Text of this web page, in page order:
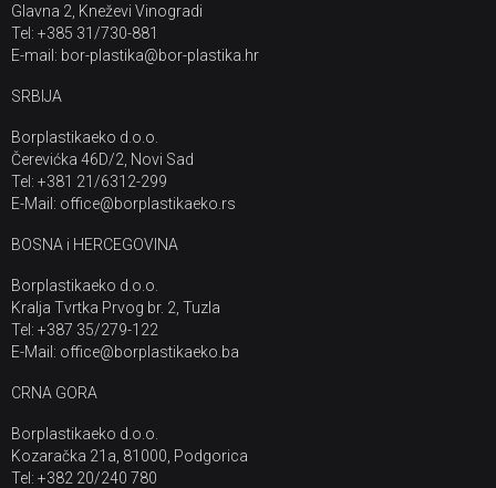
Glavna 2, Kneževi Vinogradi
Tel: +385 31/730-881
E-mail: bor-plastika@bor-plastika.hr
SRBIJA
Borplastikaeko d.o.o.
Čerevićka 46D/2, Novi Sad
Tel: +381 21/6312-299
E-Mail: office@borplastikaeko.rs
BOSNA i HERCEGOVINA
Borplastikaeko d.o.o.
Kralja Tvrtka Prvog br. 2, Tuzla
Tel: +387 35/279-122
E-Mail: office@borplastikaeko.ba
CRNA GORA
Borplastikaeko d.o.o.
Kozaračka 21a, 81000, Podgorica
Tel: +382 20/240 780